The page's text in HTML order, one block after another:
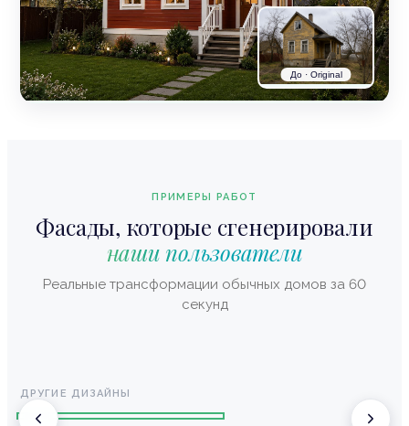
До · Original
ПРИМЕРЫ РАБОТ
Фасады, которые сгенерировали
наши пользователи
Реальные трансформации обычных домов за 60
секунд
ДРУГИЕ ДИЗАЙНЫ